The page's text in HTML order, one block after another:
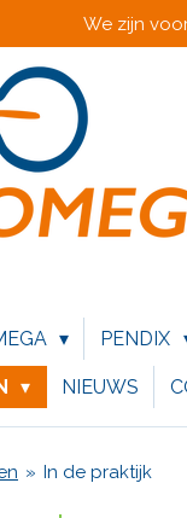
We zijn
PENDIX
NIEUWS
» In de praktijk